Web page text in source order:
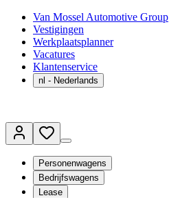
Van Mossel Automotive Group
Vestigingen
Werkplaatsplanner
Vacatures
Klantenservice
nl - Nederlands
Personenwagens
Bedrijfswagens
Lease